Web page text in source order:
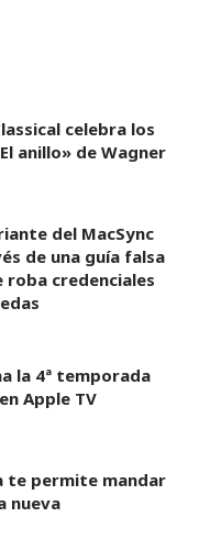
celebra los
anillo» de Wagner
del MacSync
de una guía falsa
roba credenciales
la 4ª temporada
Apple TV
te permite mandar
nueva